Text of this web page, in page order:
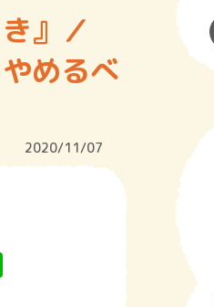
』／
めるべ
2020/11/07